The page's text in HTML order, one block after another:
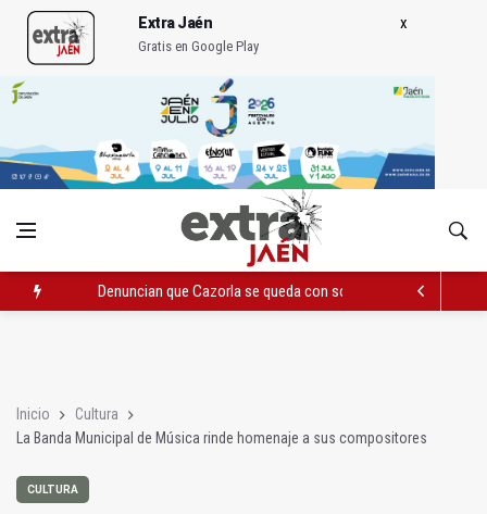
Extra Jaén
Gratis en Google Play
Denuncian que Cazorla se queda con solo dos bomberos por
Inicio
Cultura
La Banda Municipal de Música rinde homenaje a sus compositores
CULTURA